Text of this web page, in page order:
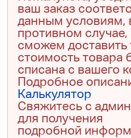
ваш заказ
данным условиям,
противном
сможем доставить
стоимость товара
списана с вашего
Подробное
Калькулятор
Свяжитесь с
для получения
подробной